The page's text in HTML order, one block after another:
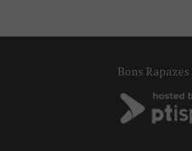
Bons Rapazes